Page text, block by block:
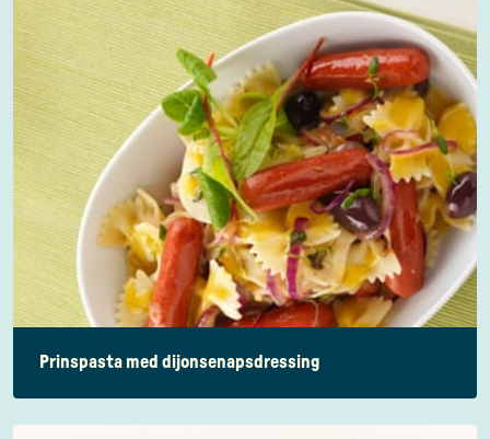
Prinspasta med dijonsenapsdressing